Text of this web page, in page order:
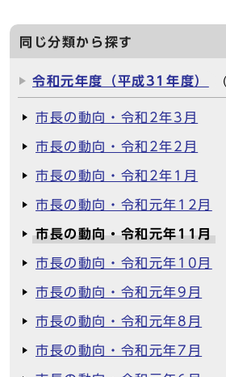
同じ分類から探す
令和元年度（平成31年度）
市長の動向・令和2年3月
市長の動向・令和2年2月
市長の動向・令和2年1月
市長の動向・令和元年12月
市長の動向・令和元年11月
市長の動向・令和元年10月
市長の動向・令和元年9月
市長の動向・令和元年8月
市長の動向・令和元年7月